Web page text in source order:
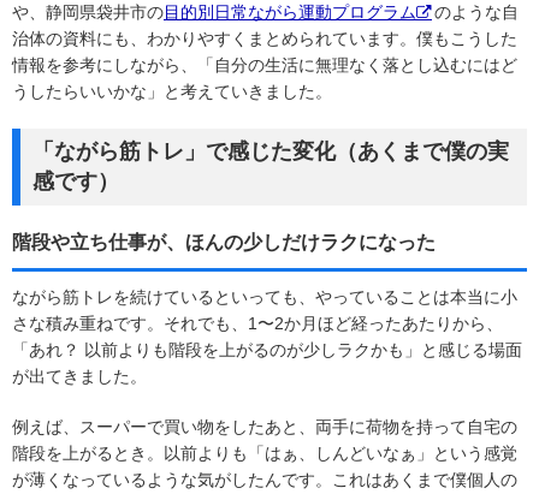
や、静岡県袋井市の目的別日常ながら運動プログラム
のような自
治体の資料にも、わかりやすくまとめられています。僕もこうした
情報を参考にしながら、「自分の生活に無理なく落とし込むにはど
うしたらいいかな」と考えていきました。
「ながら筋トレ」で感じた変化（あくまで僕の実
感です）
階段や立ち仕事が、ほんの少しだけラクになった
ながら筋トレを続けているといっても、やっていることは本当に小
さな積み重ねです。それでも、1〜2か月ほど経ったあたりから、
「あれ？ 以前よりも階段を上がるのが少しラクかも」と感じる場面
が出てきました。
例えば、スーパーで買い物をしたあと、両手に荷物を持って自宅の
階段を上がるとき。以前よりも「はぁ、しんどいなぁ」という感覚
が薄くなっているような気がしたんです。これはあくまで僕個人の